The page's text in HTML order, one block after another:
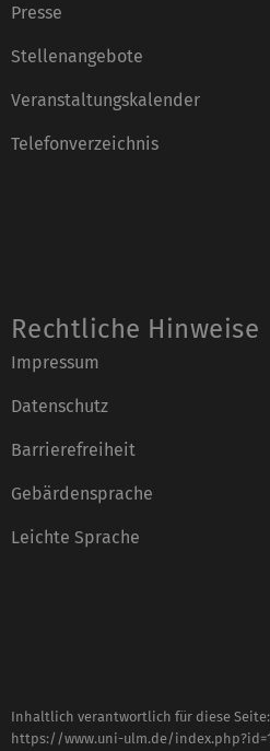
Presse
Stellenangebote
Veranstaltungskalender
Telefonverzeichnis
Rechtliche Hinweise
Impressum
Datenschutz
Barrierefreiheit
Gebärdensprache
Leichte Sprache
Inhaltlich verantwortlich für diese Seite:
https://www.uni-ulm.de/